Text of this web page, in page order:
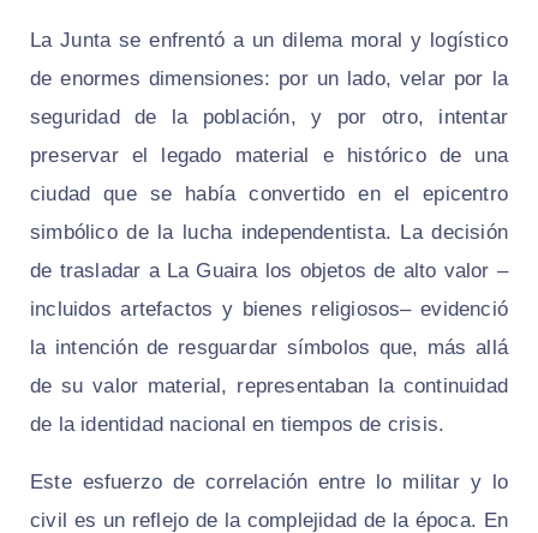
La Junta se enfrentó a un dilema moral y logístico
de enormes dimensiones: por un lado, velar por la
seguridad de la población, y por otro, intentar
preservar el legado material e histórico de una
ciudad que se había convertido en el epicentro
simbólico de la lucha independentista. La decisión
de trasladar a La Guaira los objetos de alto valor –
incluidos artefactos y bienes religiosos– evidenció
la intención de resguardar símbolos que, más allá
de su valor material, representaban la continuidad
de la identidad nacional en tiempos de crisis.
Este esfuerzo de correlación entre lo militar y lo
civil es un reflejo de la complejidad de la época. En